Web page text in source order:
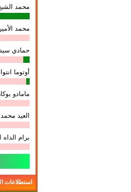
محمد
محمد
حمادي
أوتوما
مامادو
العيد
برام الداه
استطلاعات